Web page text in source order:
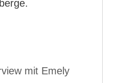
mit Emely